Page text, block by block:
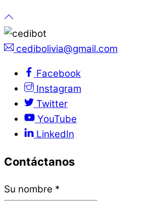
cedibolivia@gmail.com
Facebook
Instagram
Twitter
YouTube
LinkedIn
Contáctanos
Su nombre *